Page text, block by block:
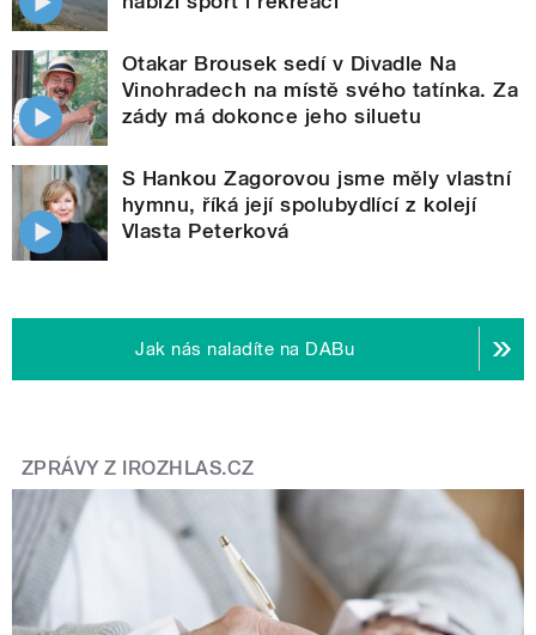
Otakar Brousek sedí v Divadle Na
Vinohradech na místě svého tatínka. Za
zády má dokonce jeho siluetu
S Hankou Zagorovou jsme měly vlastní
hymnu, říká její spolubydlící z kolejí
Vlasta Peterková
Jak nás naladíte na DABu
ZPRÁVY Z IROZHLAS.CZ